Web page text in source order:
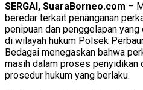
SERGAI, SuaraBorneo.com –
beredar terkait penanganan
penipuan dan penggelapan
di wilayah hukum Polsek
Bedagai menegaskan bahwa
masih dalam proses penyidikan
prosedur hukum yang berlaku.